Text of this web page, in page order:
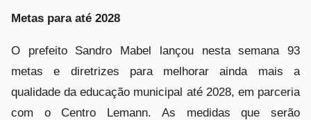
Metas para até 2028
O prefeito Sandro Mabel lançou nesta semana 93
metas e diretrizes para melhorar ainda mais a
qualidade da educação municipal até 2028, em parceria
com o Centro Lemann. As medidas que serão